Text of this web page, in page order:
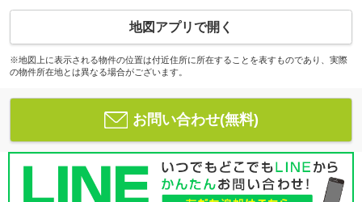
地図アプリで開く
※地図上に表示される物件の位置は付近住所に所在することを表すものであり、実際
の物件所在地とは異なる場合がございます。
お問い合わせ(無料)